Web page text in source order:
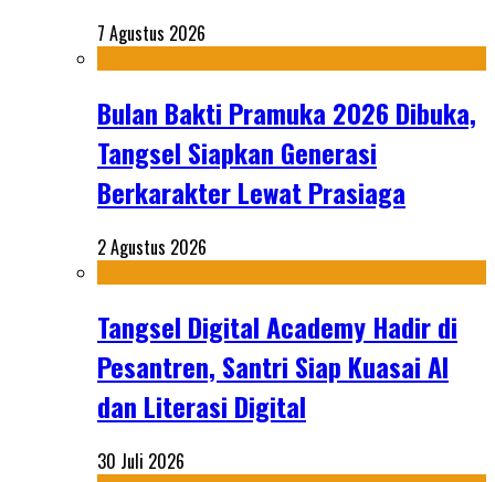
7 Agustus 2026
Bulan Bakti Pramuka 2026 Dibuka,
Tangsel Siapkan Generasi
Berkarakter Lewat Prasiaga
2 Agustus 2026
Tangsel Digital Academy Hadir di
Pesantren, Santri Siap Kuasai AI
dan Literasi Digital
30 Juli 2026